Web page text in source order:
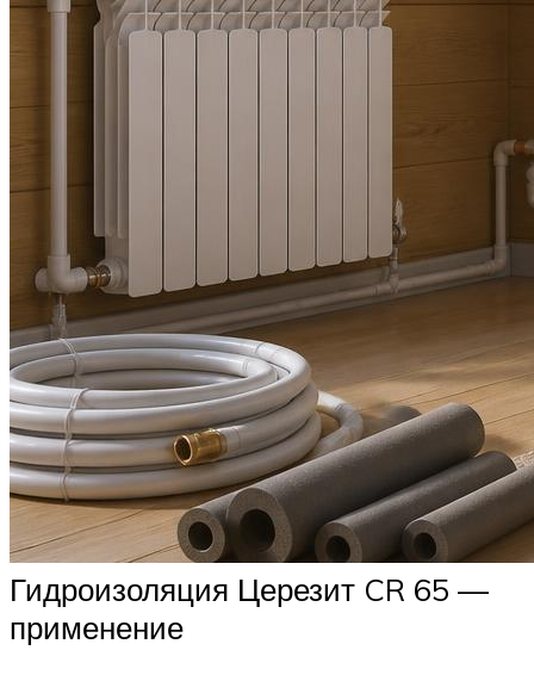
Гидроизоляция Церезит CR 65 —
применение